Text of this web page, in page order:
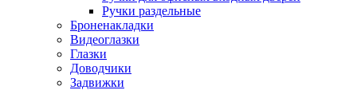
Ручки раздельные
Броненакладки
Видеоглазки
Глазки
Доводчики
Задвижки